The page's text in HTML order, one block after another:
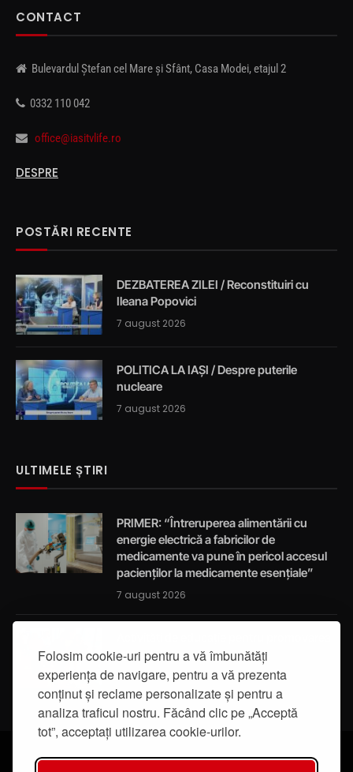
Folosim cookie-uri pentru a vă îmbunătăți
experiența de navigare, pentru a vă prezenta
conținut și reclame personalizate și pentru a
analiza traficul nostru. Făcând clic pe „Acceptă
tot”, acceptați utilizarea cookie-urilor.
CONTACT
Bulevardul Ștefan cel Mare și Sfânt, Casa Modei, etajul 2
0332 110 042
office@iasitvlife.ro
DESPRE
POSTĂRI RECENTE
DEZBATEREA ZILEI / Reconstituiri cu
Ileana Popovici
7 august 2026
POLITICA LA IAȘI / Despre puterile
nucleare
7 august 2026
ULTIMELE ȘTIRI
PRIMER: “Întreruperea alimentării cu
energie electrică a fabricilor de
medicamente va pune în pericol accesul
pacienților la medicamente esențiale”
7 august 2026
integrității
7 august 2026